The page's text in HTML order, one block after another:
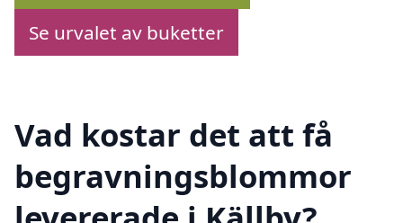
Se urvalet av buketter
Vad kostar det att få
begravningsblommor